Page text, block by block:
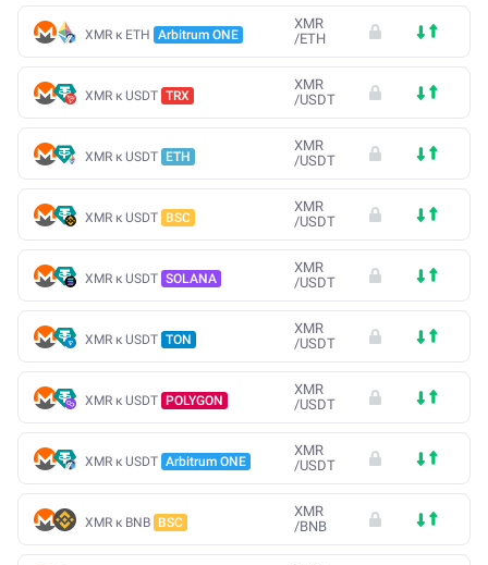
XMR к ETH Arbitrum ONE
XMR
/ETH
XMR к USDT TRX
XMR
/USDT
XMR к USDT ETH
XMR
/USDT
XMR к USDT BSC
XMR
/USDT
XMR к USDT SOLANA
XMR
/USDT
XMR к USDT TON
XMR
/USDT
XMR к USDT POLYGON
XMR
/USDT
XMR к USDT Arbitrum ONE
XMR
/USDT
XMR к BNB BSC
XMR
/BNB